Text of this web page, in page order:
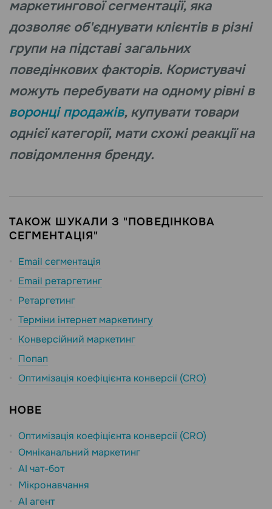
маркетингової сегментації, яка
дозволяє об'єднувати клієнтів в різні
групи на підставі загальних
поведінкових факторів. Користувачі
можуть перебувати на одному рівні в
воронці продажів, купувати товари
однієї категорії, мати схожі реакції на
повідомлення бренду.
ТАКОЖ ШУКАЛИ З "ПОВЕДІНКОВА
СЕГМЕНТАЦІЯ"
Email сегментація
Email ретаргетинг
Ретаргетинг
Терміни інтернет маркетингу
Конверсійний маркетинг
Попап
Оптимізація коефіцієнта конверсії (CRO)
НОВЕ
Оптимізація коефіцієнта конверсії (CRO)
Омніканальний маркетинг
AI чат-бот
Мікронавчання
AI агент